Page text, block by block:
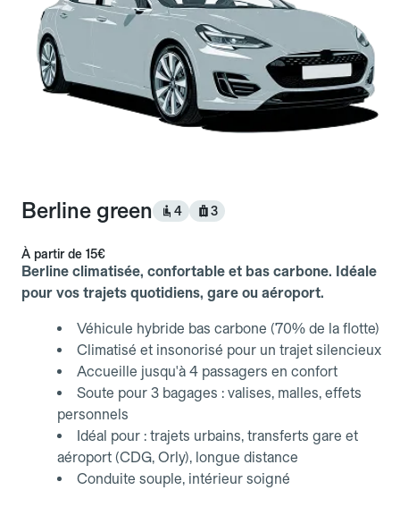
Berline green 4 3
À partir de 15€
Berline climatisée, confortable et bas carbone. Idéale
pour vos trajets quotidiens, gare ou aéroport.
Véhicule hybride bas carbone (70% de la flotte)
Climatisé et insonorisé pour un trajet silencieux
Accueille jusqu'à 4 passagers en confort
Soute pour 3 bagages : valises, malles, effets
personnels
Idéal pour : trajets urbains, transferts gare et
aéroport (CDG, Orly), longue distance
Conduite souple, intérieur soigné